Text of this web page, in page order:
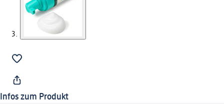
Infos zum Produkt